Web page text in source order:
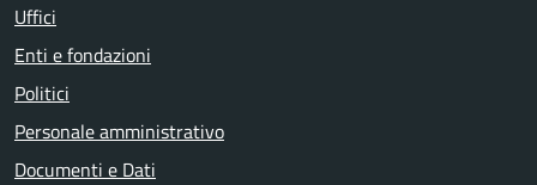
Uffici
Enti e fondazioni
Politici
Personale amministrativo
Documenti e Dati